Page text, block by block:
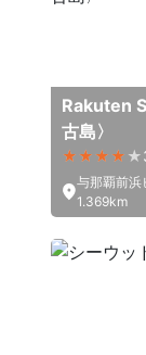
Rakuten
古島〉
与那覇前浜
1.369km